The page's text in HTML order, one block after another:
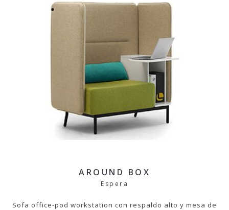
AROUND BOX
Espera
Sofa office-pod workstation con respaldo alto y mesa de